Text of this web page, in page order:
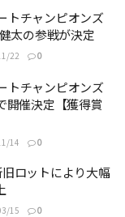
トチャンピオンズ
太の参戦が決定
22 0
トチャンピオンズ
開催決定【獲得賞
14 0
ロットにより大幅
15 0